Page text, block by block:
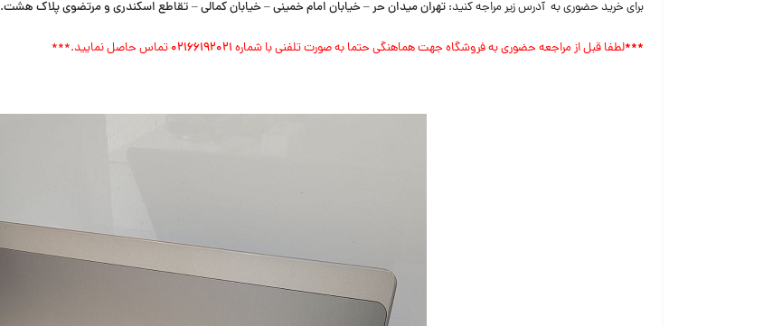
برای خرید حضوری به آدرس زیر مراجه کنید:تهران میدان حر – خیابان امام خمینی – خیابان کمالی – تقاطع اسکندری و مرتضوی پلاک هشت.
***لطفا قبل از مراجعه حضوری به فروشگاه جهت هماهنگی حتما به صورت تلفنی با شماره۰۲۱۶۶۱۹۲۰۲۱تماس حاصل نمایید.***